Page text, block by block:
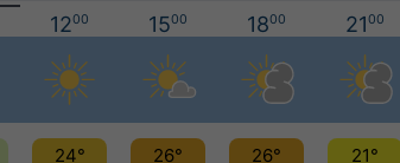
1200 1500 1800 2100
24° 26° 26° 21°